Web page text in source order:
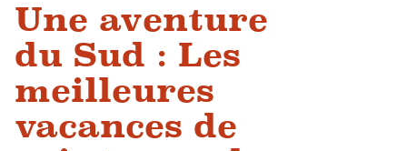
Une aventure
du Sud : Les
meilleures
vacances de